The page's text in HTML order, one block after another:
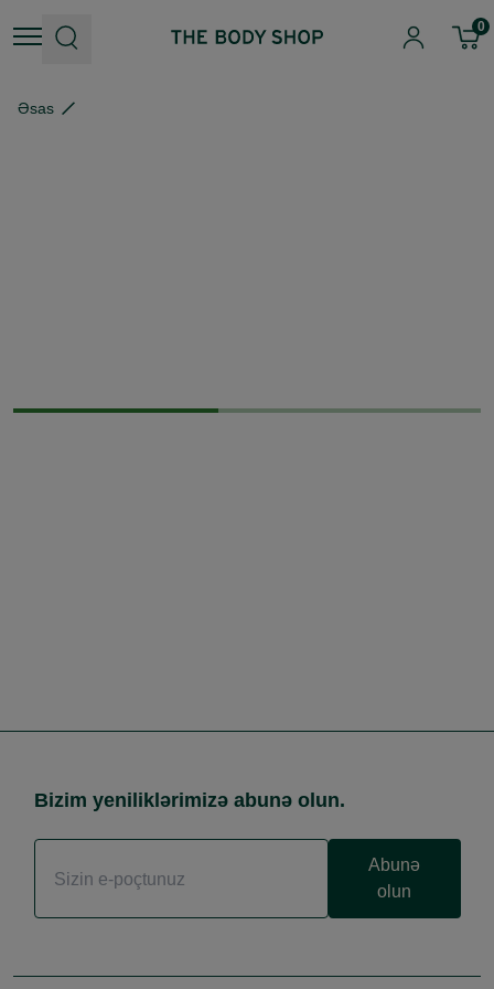
0
Əsas
Bizim yeniliklərimizə abunə olun.
Abunə
olun